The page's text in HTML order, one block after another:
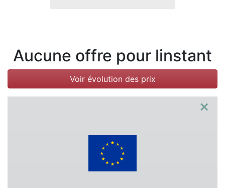
Aucune offre pour linstant
Voir évolution des prix
×